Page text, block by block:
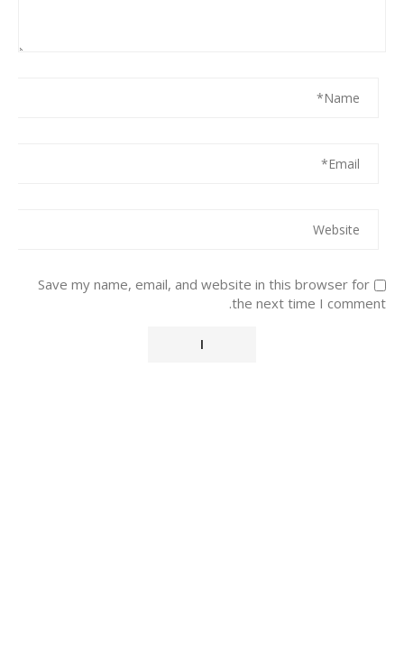
Save my name, email, and website in this browser for
the next time I comment.